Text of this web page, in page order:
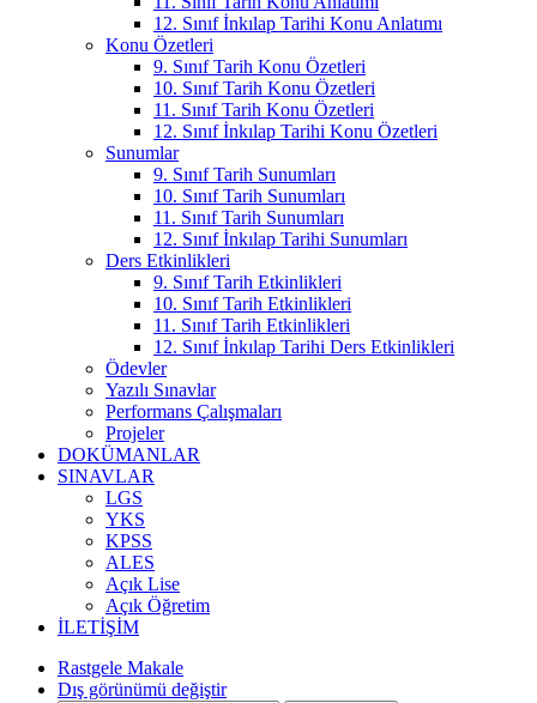
12. Sınıf İnkılap Tarihi Konu Anlatımı
Konu Özetleri
9. Sınıf Tarih Konu Özetleri
10. Sınıf Tarih Konu Özetleri
11. Sınıf Tarih Konu Özetleri
12. Sınıf İnkılap Tarihi Konu Özetleri
Sunumlar
9. Sınıf Tarih Sunumları
10. Sınıf Tarih Sunumları
11. Sınıf Tarih Sunumları
12. Sınıf İnkılap Tarihi Sunumları
Ders Etkinlikleri
9. Sınıf Tarih Etkinlikleri
10. Sınıf Tarih Etkinlikleri
11. Sınıf Tarih Etkinlikleri
12. Sınıf İnkılap Tarihi Ders Etkinlikleri
Ödevler
Yazılı Sınavlar
Performans Çalışmaları
Projeler
DOKÜMANLAR
SINAVLAR
LGS
YKS
KPSS
ALES
Açık Lise
Açık Öğretim
İLETIŞIM
Rastgele Makale
Dış görünümü değiştir